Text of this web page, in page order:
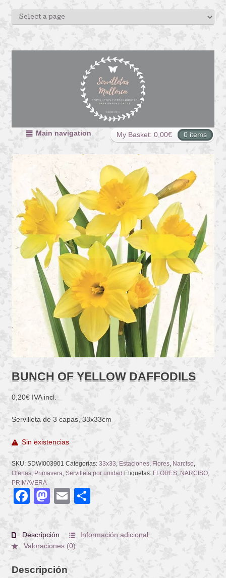
My Basket: 0,00€ 0 items
Main navigation
BUNCH OF YELLOW DAFFODILS
0,20€ IVA incl.
Servilleta de 3 capas, 33x33cm
Sin existencias
SKU: SDWI003901 Categorías: 33x33 Estaciones, Flores, Narciso
Ofertas, Primavera Servilleta por unidad Etiquetas: FLORES, NARCISO,
PRIMAVERA
Facebook
Mastodon
Email
Descripción
Información adicional
Valoraciones (0)
Descripción